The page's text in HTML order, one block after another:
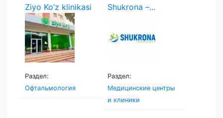
Ziyo Ko’z klinikasi
Раздел:
Офтальмология
Shukrona –...
Раздел:
Медицинские центры
и клиники